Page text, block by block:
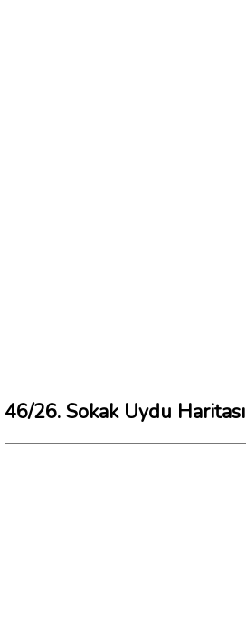
46/26. Sokak Uydu Haritası